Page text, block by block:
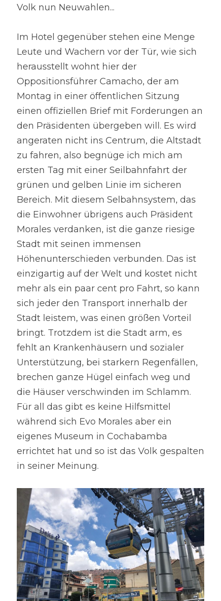
Volk nun Neuwahlen...
Im Hotel gegenüber stehen eine Menge
Leute und Wachern vor der Tür, wie sich
herausstellt wohnt hier der
Oppositionsführer Camacho, der am
Montag in einer öffentlichen Sitzung
einen offiziellen Brief mit Forderungen an
den Präsidenten übergeben will. Es wird
angeraten nicht ins Centrum, die Altstadt
zu fahren, also begnüge ich mich am
ersten Tag mit einer Seilbahnfahrt der
grünen und gelben Linie im sicheren
Bereich. Mit diesem Selbahnsystem, das
die Einwohner übrigens auch Präsident
Morales verdanken, ist die ganze riesige
Stadt mit seinen immensen
Höhenunterschieden verbunden. Das ist
einzigartig auf der Welt und kostet nicht
mehr als ein paar cent pro Fahrt, so kann
sich jeder den Transport innerhalb der
Stadt leistem, was einen größen Vorteil
bringt. Trotzdem ist die Stadt arm, es
fehlt an Krankenhäusern und sozialer
Unterstützung, bei starkern Regenfällen,
brechen ganze Hügel einfach weg und
die Häuser verschwinden im Schlamm.
Für all das gibt es keine Hilfsmittel
während sich Evo Morales aber ein
eigenes Museum in Cochabamba
errichtet hat und so ist das Volk gespalten
in seiner Meinung.